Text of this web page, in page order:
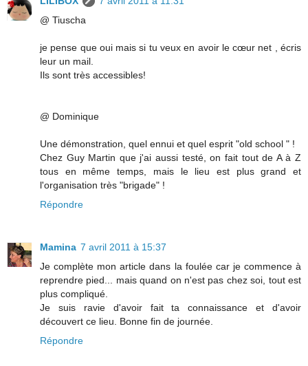
@ Tiuscha
je pense que oui mais si tu veux en avoir le cœur net , écris
leur un mail.
Ils sont très accessibles!
@ Dominique
Une démonstration, quel ennui et quel esprit "old school " !
Chez Guy Martin que j'ai aussi testé, on fait tout de A à Z
tous en même temps, mais le lieu est plus grand et
l'organisation très "brigade" !
Répondre
Mamina 7 avril 2011 à 15:37
Je complète mon article dans la foulée car je commence à
reprendre pied... mais quand on n'est pas chez soi, tout est
plus compliqué.
Je suis ravie d'avoir fait ta connaissance et d'avoir
découvert ce lieu. Bonne fin de journée.
Répondre